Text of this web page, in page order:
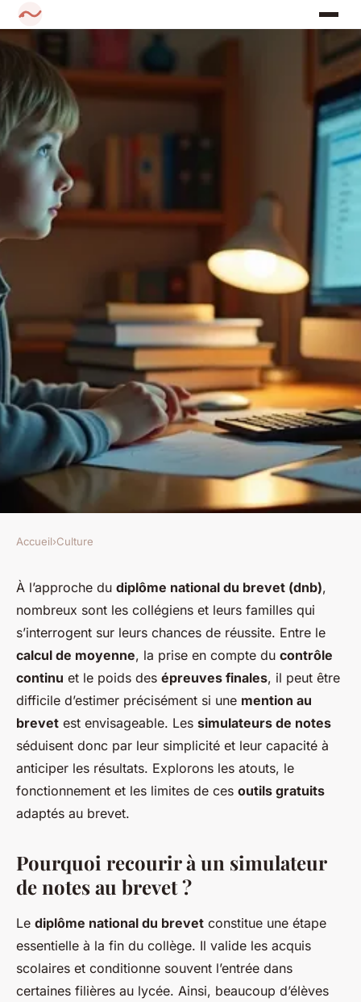
Comment utiliser un
simulateur de notes au brevet
pour estimer ses résultats
Héloïse• 26 décembre 2025•5 min de lecture
Accueil›Culture
À l’approche du diplôme national du brevet (dnb),
nombreux sont les collégiens et leurs familles qui
s’interrogent sur leurs chances de réussite. Entre le
calcul de moyenne, la prise en compte du contrôle
continu et le poids des épreuves finales, il peut être
difficile d’estimer précisément si une mention au
brevet est envisageable. Les simulateurs de notes
séduisent donc par leur simplicité et leur capacité à
anticiper les résultats. Explorons les atouts, le
fonctionnement et les limites de ces outils gratuits
adaptés au brevet.
Pourquoi recourir à un simulateur
de notes au brevet ?
Le diplôme national du brevet constitue une étape
essentielle à la fin du collège. Il valide les acquis
scolaires et conditionne souvent l’entrée dans
certaines filières au lycée. Ainsi, beaucoup d’élèves